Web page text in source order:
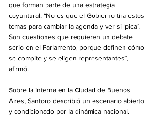
que forman parte de una estrategia
coyuntural. “No es que el Gobierno tira estos
temas para cambiar la agenda y ver si ‘pica’.
Son cuestiones que requieren un debate
serio en el Parlamento, porque definen cómo
se compite y se eligen representantes”,
afirmó.
Sobre la interna en la Ciudad de Buenos
Aires, Santoro describió un escenario abierto
y condicionado por la dinámica nacional.